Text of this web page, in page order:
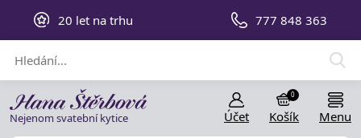
20 let na trhu 777 848 363
Nejenom svatební kytice Účet Košík
0
Menu